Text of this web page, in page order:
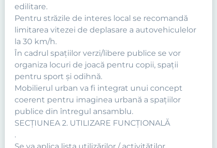
edilitare.
Pentru străzile de interes local se recomandă
limitarea vitezei de deplasare a autovehiculelor
la 30 km/h.
În cadrul spaţiilor verzi/libere publice se vor
organiza locuri de joacă pentru copii, spaţii
pentru sport şi odihnă.
Mobilierul urban va fi integrat unui concept
coerent pentru imaginea urbană a spaţiilor
publice din întregul ansamblu.
SECŢIUNEA 2. UTILIZARE FUNCŢIONALĂ
.